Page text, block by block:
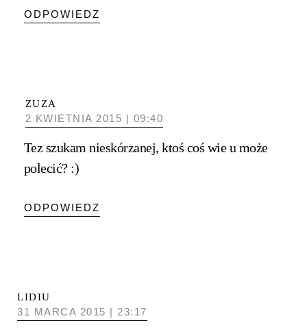
ODPOWIEDZ
ZUZA
2 KWIETNIA 2015 | 09:40
Tez szukam nieskórzanej, ktoś coś wie u może
polecić? :)
ODPOWIEDZ
LIDIU
31 MARCA 2015 | 23:17